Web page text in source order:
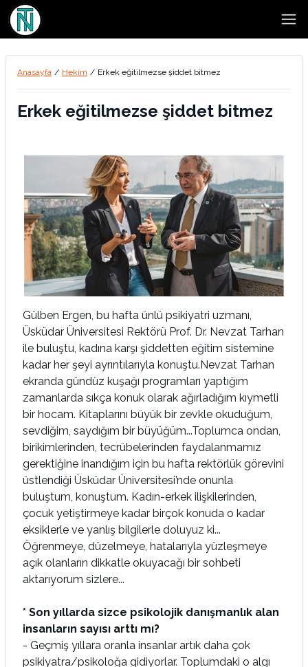
Anasayfa / Hekim / Erkek eğitilmezse şiddet bitmez
Erkek eğitilmezse şiddet bitmez
Gülben Ergen, bu hafta ünlü psikiyatri uzmanı,
Üsküdar Üniversitesi Rektörü Prof. Dr. Nevzat Tarhan
ile buluştu, kadına karşı şiddetten eğitim sistemine
kadar her şeyi ayrıntılarıyla konuştu.Nevzat Tarhan
ekranda gündüz kuşağı programları yaptığım
zamanlarda sıkça konuk olarak ağırladığım kıymetli
bir hocam. Kitaplarını büyük bir zevkle okuduğum,
sevdiğim, saydığım bir büyüğüm...Toplumca ondan,
birikimlerinden, tecrübelerinden faydalanmamız
gerektiğine inandığım için bu hafta rektörlük görevini
üstlendiği Üsküdar Üniversitesi’nde onunla
buluştum, konuştum. Kadın-erkek ilişkilerinden,
çocuk yetiştirmeye kadar birçok konuda o kadar
eksiklerle ve yanlış bilgilerle doluyuz ki...
Öğrenmeye, düzelmeye, hatalarıyla yüzleşmeye
açık olanların dikkatle okuyacağı bir sohbeti
aktarıyorum sizlere...
* Son yıllarda sizce psikolojik danışmanlık alan
insanların sayısı arttı mı?
- Geçmiş yıllara oranla insanlar artık daha çok
psikiyatra/psikoloğa gidiyorlar. Toplumdaki o algı